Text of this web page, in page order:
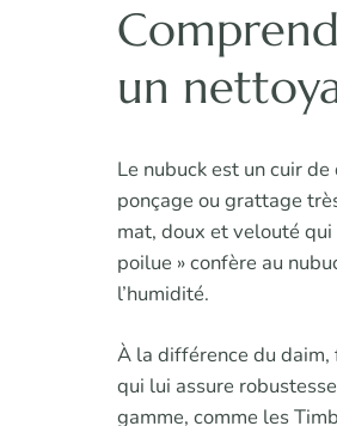
un
Le nubuck est un cuir
ponçage ou grattage
mat, doux et velouté
poilue » confère au
l’humidité.
À la différence du daim,
qui lui assure
gamme, comme les